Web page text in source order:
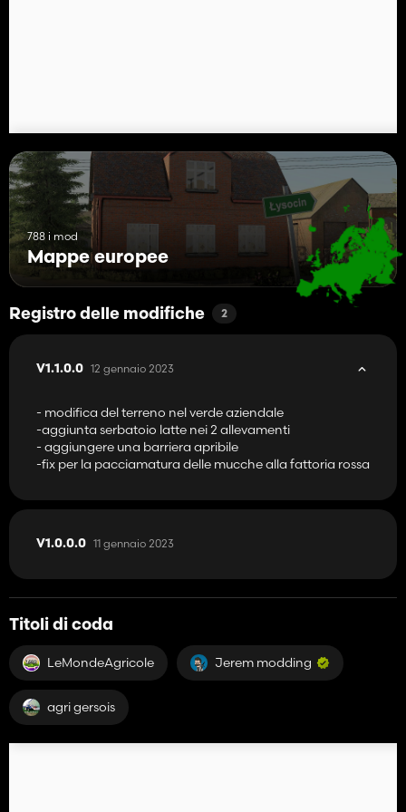
788 i mod
Mappe europee
Registro delle modifiche 2
V1.1.0.0 12 gennaio 2023
- modifica del terreno nel verde aziendale
-aggiunta serbatoio latte nei 2 allevamenti
- aggiungere una barriera apribile
-fix per la pacciamatura delle mucche alla fattoria rossa
V1.0.0.0 11 gennaio 2023
Titoli di coda
LeMondeAgricole Jerem modding
agri gersois